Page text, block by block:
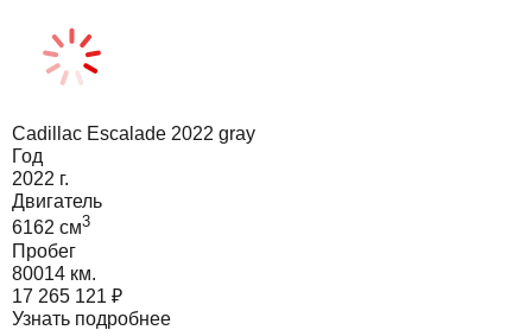
Cadillac Escalade 2022 gray
Год
2022 г.
Двигатель
6162 cм3
Пробег
80014 км.
17 265 121 ₽
Узнать подробнее